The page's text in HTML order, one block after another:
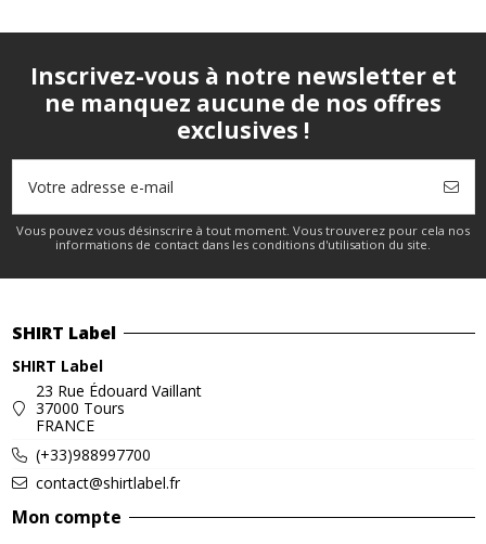
Inscrivez-vous à notre newsletter et
ne manquez aucune de nos offres
exclusives !
Vous pouvez vous désinscrire à tout moment. Vous trouverez pour cela nos
informations de contact dans les conditions d'utilisation du site.
SHIRT Label
SHIRT Label
23 Rue Édouard Vaillant
37000 Tours
FRANCE
(+33)988997700
contact@shirtlabel.fr
Mon compte